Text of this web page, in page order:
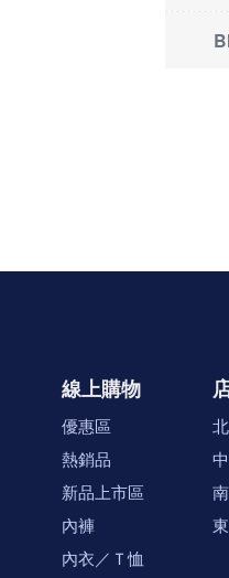
線上購物
優惠區
熱銷品
新品上市區
內褲
內衣／Ｔ恤